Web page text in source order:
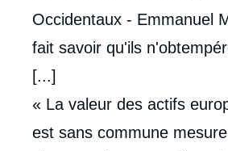
Occidentaux - Emmanuel
fait savoir qu'ils
[...]
« La valeur des actifs
est sans commune